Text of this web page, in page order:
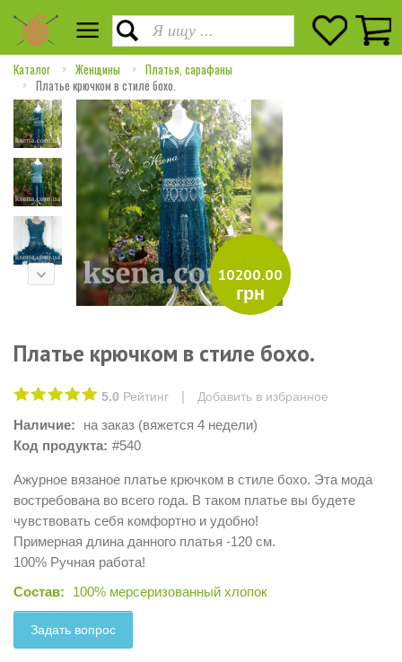
Каталог Женщины
Платья, сарафаны
Платье крючком в стиле бохо.
10200.00
грн
Платье крючком в стиле бохо.
5.0 Рейтинг | Добавить в избранное
Наличие:
на заказ (вяжется 4 недели)
Код продукта: #540
Ажурное вязаное платье крючком в стиле бохо. Эта мода
востребована во всего года. В таком платье вы будете
чувствовать себя комфортно и удобно!
Примерная длина данного платья -120 см.
100% Ручная работа!
Состав:
100% мерсеризованный хлопок
Задать вопрос